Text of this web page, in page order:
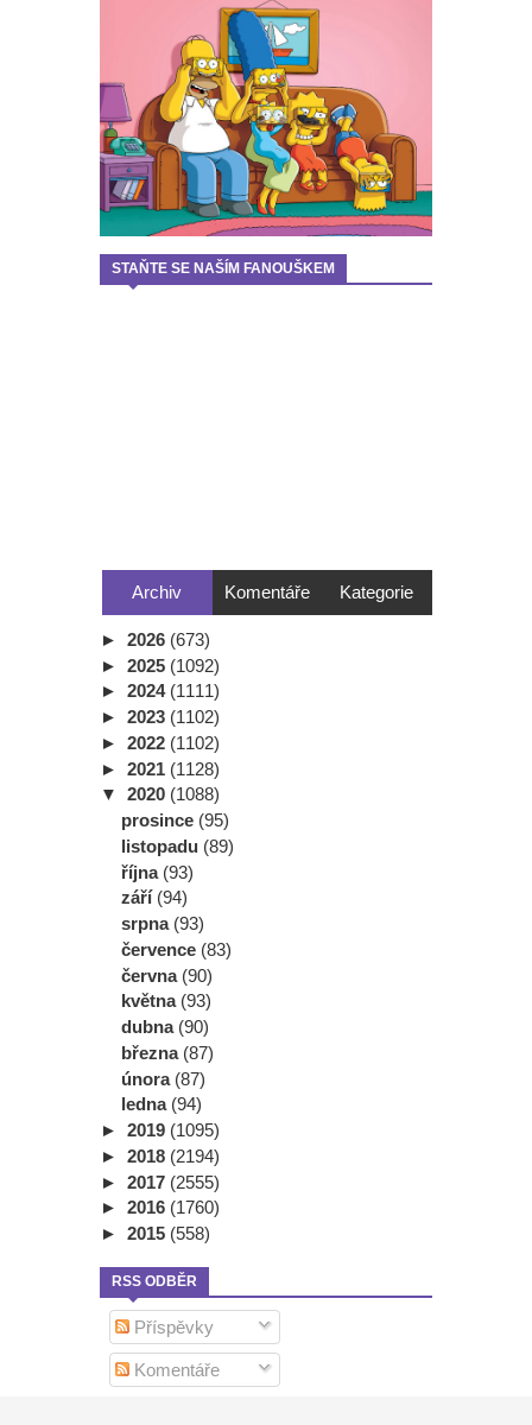
STAŇTE SE NAŠÍM FANOUŠKEM
Archiv Komentáře Kategorie
► 2026 (673)
► 2025 (1092)
► 2024 (1111)
► 2023 (1102)
► 2022 (1102)
► 2021 (1128)
▼ 2020 (1088)
prosince (95)
listopadu (89)
října (93)
září (94)
srpna (93)
července (83)
června (90)
května (93)
dubna (90)
března (87)
února (87)
ledna (94)
► 2019 (1095)
► 2018 (2194)
► 2017 (2555)
► 2016 (1760)
► 2015 (558)
RSS ODBĚR
Příspěvky
Komentáře